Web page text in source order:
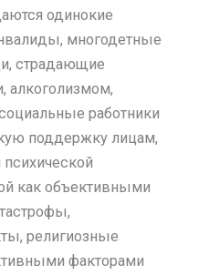
одинокие
многодетные
страдающие
алкоголизмом,
работники
поддержку лицам,
как объективными
религиозные
факторами